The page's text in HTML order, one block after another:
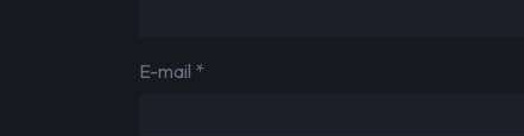
E-mail *